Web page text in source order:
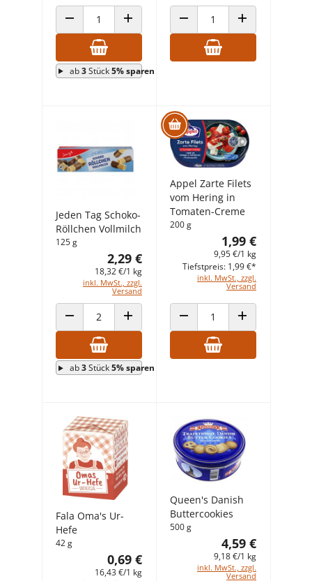
ANZAHL VERRINGERNANZAHL ERHÖHEN
ab3Stück5% sparen
ANZAHL VERRINGERNANZAHL ERHÖHEN
Jeden Tag Schoko-
Röllchen Vollmilch
125 g
2,29 €
18,32 €/1 kg
inkl. MwSt., zzgl.
Versand
ANZAHL VERRINGERNANZAHL ERHÖHEN
ab3Stück5% sparen
Appel Zarte Filets
vom Hering in
Tomaten-Creme
200 g
1,99 €
9,95 €/1 kg
inkl. MwSt., zzgl.
Versand
Tiefstpreis: 1,99 €*
ANZAHL VERRINGERNANZAHL ERHÖHEN
Fala Oma's Ur-
Hefe
42 g
0,69 €
16,43 €/1 kg
Queen's Danish
Buttercookies
500 g
4,59 €
9,18 €/1 kg
inkl. MwSt., zzgl.
Versand